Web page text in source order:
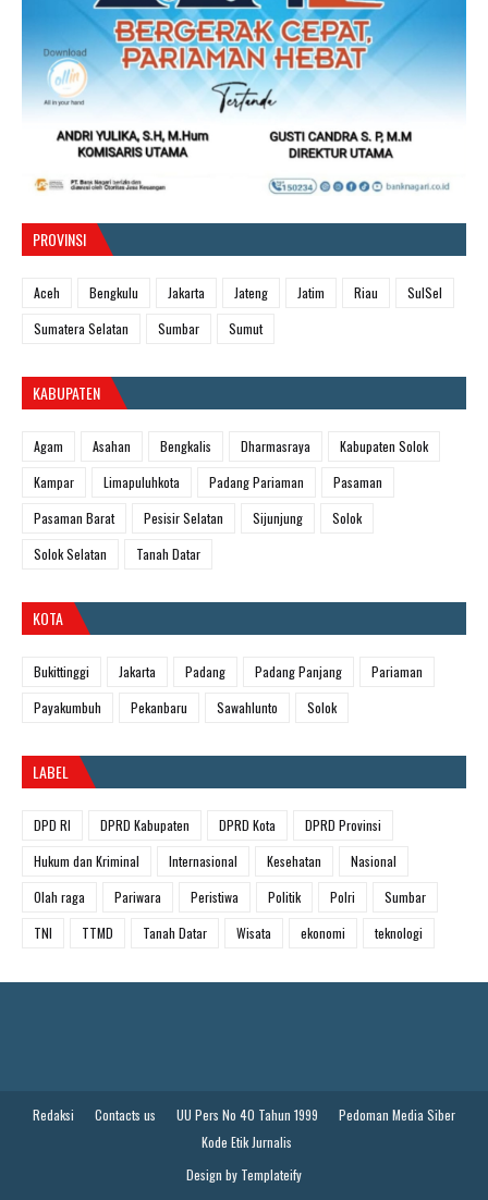
PROVINSI
Aceh Bengkulu Jakarta Jateng Jatim Riau
SulSel
Sumatera Selatan
Sumbar Sumut
KABUPATEN
Agam Asahan Bengkalis Dharmasraya
Kabupaten Solok
Kampar
Limapuluhkota Padang Pariaman
Pasaman
Pasaman Barat
Pesisir Selatan Sijunjung
Solok
Solok Selatan
Tanah Datar
KOTA
Bukittinggi Jakarta Padang Padang Panjang
Pariaman
Payakumbuh
Pekanbaru Sawahlunto Solok
LABEL
DPD RI DPRD Kabupaten DPRD Kota
DPRD Provinsi
Hukum dan Kriminal
Internasional Kesehatan
Nasional
Olah raga
Pariwara Peristiwa Politik Polri
Sumbar
TNI
TTMD Tanah Datar Wisata ekonomi teknologi
Redaksi Contacts us UU Pers No 40 Tahun 1999
Pedoman Media Siber
Kode Etik Jurnalis
Design by Templateify